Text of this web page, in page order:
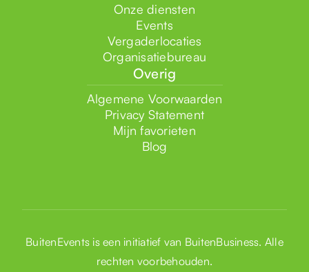
Onze diensten
Events
Vergaderlocaties
Organisatiebureau
Overig
Algemene Voorwaarden
Privacy Statement
Mijn favorieten
Blog
BuitenEvents is een initiatief van BuitenBusiness. Alle
rechten voorbehouden.